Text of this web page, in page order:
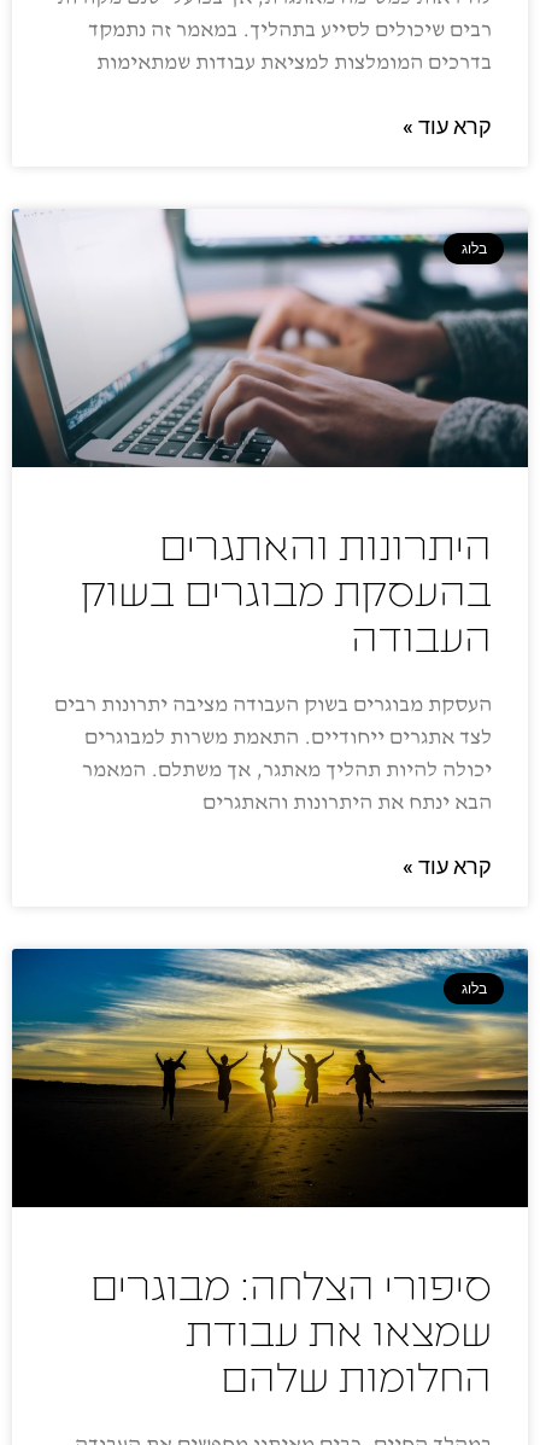
רבים שיכולים לסייע בתהליך. במאמר זה נתמקד
בדרכים המומלצות למציאת עבודות שמתאימות
קרא עוד »
בלוג
היתרונות והאתגרים
בהעסקת מבוגרים בשוק
העבודה
העסקת מבוגרים בשוק העבודה מציבה יתרונות רבים
לצד אתגרים ייחודיים. התאמת משרות למבוגרים
יכולה להיות תהליך מאתגר, אך משתלם. המאמר
הבא ינתח את היתרונות והאתגרים
קרא עוד »
בלוג
סיפורי הצלחה: מבוגרים
שמצאו את עבודת
החלומות שלהם